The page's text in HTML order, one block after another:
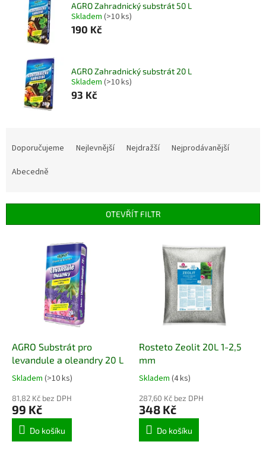
AGRO Zahradnický substrát 50 L
Skladem (>10 ks)
190 Kč
AGRO Zahradnický substrát 20 L
Skladem (>10 ks)
93 Kč
r
Doporučujeme Nejlevnější Nejdražší
Nejprodávanější
Abecedně
OTEVŘÍT FILTR
AGRO Substrát pro
levandule a oleandry 20 L
Skladem (>10 ks)
81,82 Kč bez DPH
99 Kč
Do košíku
Rosteto Zeolit 20L 1-2,5
mm
Skladem (4 ks)
287,60 Kč bez DPH
348 Kč
Do košíku